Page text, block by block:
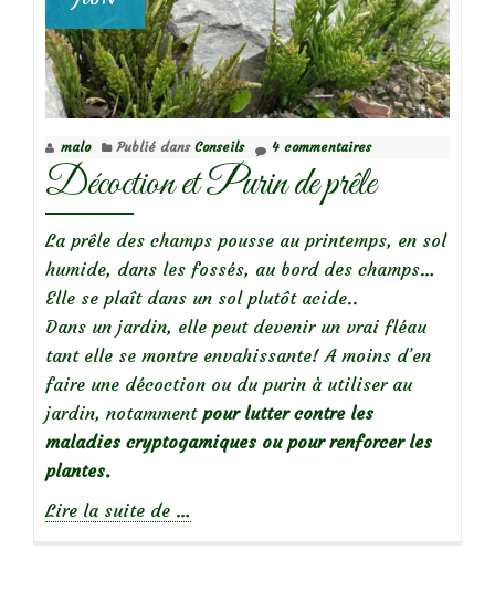
malo Publié dans Conseils 4 commentaires
Décoction et Purin de prêle
La prêle des champs pousse au printemps, en sol
humide, dans les fossés, au bord des champs…
Elle se plaît dans un sol plutôt acide..
Dans un jardin, elle peut devenir un vrai fléau
tant elle se montre envahissante! A moins d’en
faire une décoction ou du purin à utiliser au
jardin, notamment pour lutter contre les
maladies cryptogamiques ou pour renforcer les
plantes.
Lire la suite de …